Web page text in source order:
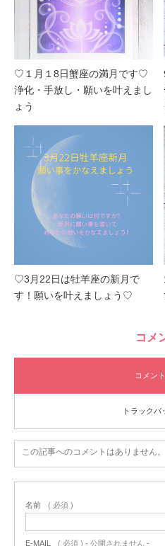
♡１月１8日蟹座の満月です♡
浄化・手放し・願いを叶えまし
ょう
♡3月22日は牡羊座の新月で
す！願いを叶えましょう♡
コメ
コメン
トラックバ
この記事へのコメントはありません。
名前 ( 必須 )
E-MAIL ( 必須 ) - 公開されません -